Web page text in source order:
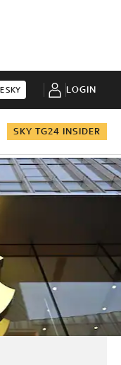
SKY LOGIN
SKY TG24 INSIDER